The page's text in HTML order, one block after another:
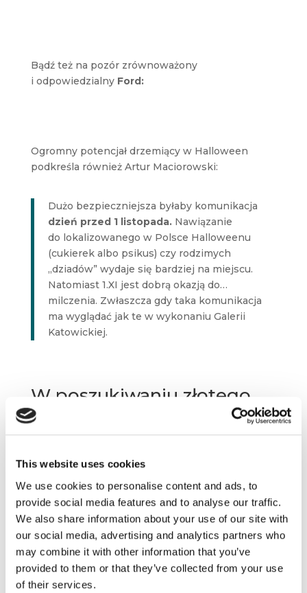
This website uses cookies
We use cookies to personalise content and ads, to
provide social media features and to analyse our traffic.
We also share information about your use of our site with
our social media, advertising and analytics partners who
may combine it with other information that you’ve
provided to them or that they’ve collected from your use
of their services.
Bądź też na pozór zrównoważony
i odpowiedzialny Ford:
Ogromny potencjał drzemiący w Halloween
podkreśla również Artur Maciorowski:
Dużo bezpieczniejsza byłaby komunikacja
dzień przed 1 listopada.Nawiązanie
do lokalizowanego w Polsce Halloweenu
(cukierek albo psikus) czy rodzimych
„dziadów” wydaje się bardziej na miejscu.
Natomiast 1.XI jest dobrą okazją do…
milczenia. Zwłaszcza gdy taka komunikacja
ma wyglądać jak te w wykonaniu Galerii
Katowickiej.
W poszukiwaniu złotego
środka
Wykorzystanie motywów i samego klimatu
i rozplanowaną w wielu kanałach
content marketingową może nie tylko zwrócić
uwagę odbiorców(24 miliony wyświetleń filmu
LG
[3]
), ale równieżzaangażować ich
do twórczego działania.
Amerykańskie święto to przecież
nie tylko „cukierek albo psikus” i straszenie
przechodniów, ale również